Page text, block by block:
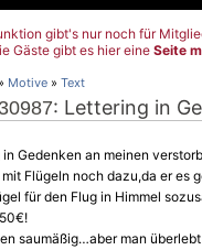
gibt's nur noch für
Gäste gibt es hier eine Seite
» Motive » Text
: Lettering in
Gedenken an meinen
Flügeln noch dazu,da er es
für den Flug in Himmel
saumäßig…aber man